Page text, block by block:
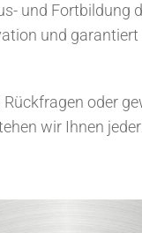
und Fortbildung
und
Rückfragen oder
wir Ihnen